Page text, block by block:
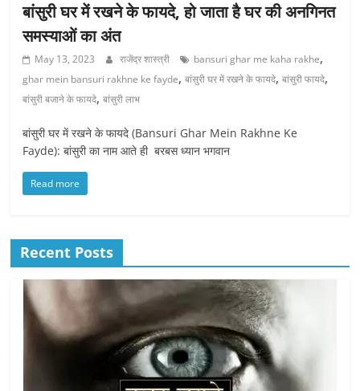
बांसुरी घर में रखने के फायदे, हो जाता है घर की अनगिनत
समस्याओं का अंत
May 13, 2023 राजेंद्र शास्त्री bansuri ghar me kaha rakhe,
ghar mein bansuri rakhne ke fayde,बांसुरी घर में रखने के फायदे,बांसुरी फायदे,
बांसुरी बजाने के फायदे,बांसुरी लाभ
बांसुरी घर में रखने के फायदे (Bansuri Ghar Mein Rakhne Ke
Fayde): बांसुरी का नाम आते ही बरबस ध्यान भगवान
Read more
Recent Posts